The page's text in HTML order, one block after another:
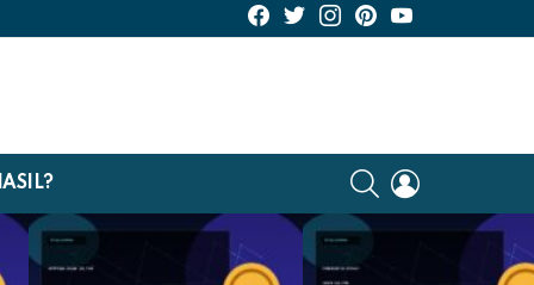
KriptoHaber Facebook
KriptoHaber Twitter
KriptoHaber Instagram
pinterest
SEARCH